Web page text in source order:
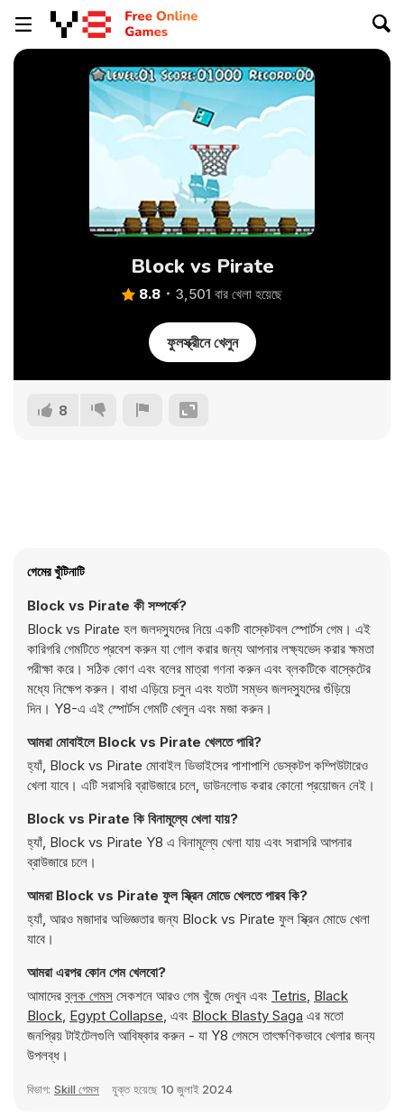
Block vs Pirate
8.8 3,501 বার খেলা হয়েছে
ফুলস্ক্রীনে খেলুন
8
গেমের খুঁটিনাটি
Block vs Pirate কী সম্পর্কে?
Block vs Pirate হল জলদস্যুদের নিয়ে একটি বাস্কেটবল স্পোর্টস গেম। এই
কারিগরি গেমটিতে প্রবেশ করুন যা গোল করার জন্য আপনার লক্ষ্যভেদ করার ক্ষমতা
পরীক্ষা করে। সঠিক কোণ এবং বলের মাত্রা গণনা করুন এবং ব্লকটিকে বাস্কেটের
মধ্যে নিক্ষেপ করুন। বাধা এড়িয়ে চলুন এবং যতটা সম্ভব জলদস্যুদের গুঁড়িয়ে
দিন। Y8-এ এই স্পোর্টস গেমটি খেলুন এবং মজা করুন।
আমরা মোবাইলে Block vs Pirate খেলতে পারি?
হ্যাঁ, Block vs Pirate মোবাইল ডিভাইসের পাশাপাশি ডেস্কটপ কম্পিউটারেও
খেলা যাবে। এটি সরাসরি ব্রাউজারে চলে, ডাউনলোড করার কোনো প্রয়োজন নেই।
Block vs Pirate কি বিনামূল্যে খেলা যায়?
হ্যাঁ, Block vs Pirate Y8 এ বিনামূল্যে খেলা যায় এবং সরাসরি আপনার
ব্রাউজারে চলে।
আমরা Block vs Pirate ফুল স্ক্রিন মোডে খেলতে পারব কি?
হ্যাঁ, আরও মজাদার অভিজ্ঞতার জন্য Block vs Pirate ফুল স্ক্রিন মোডে খেলা
যাবে।
আমরা এরপর কোন গেম খেলবো?
আমাদেরব্লক গেমস সেকশনে আরও গেম খুঁজে দেখুন এবং Tetris, Black
Block, Egypt Collapse, এবং Block Blasty Saga এর মতো
জনপ্রিয় টাইটেলগুলি আবিষ্কার করুন - যা Y8 গেমসে তাৎক্ষণিকভাবে খেলার জন্য
উপলব্ধ।
বিভাগ: Skill গেমস যুক্ত হয়েছে 10 জুলাই 2024